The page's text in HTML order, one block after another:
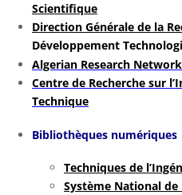
Scientifique
Direction Générale de la
Développement
Algerian Research Network
Centre de Recherche sur
Technique
Bibliothèques numériques
Techniques de
Système National